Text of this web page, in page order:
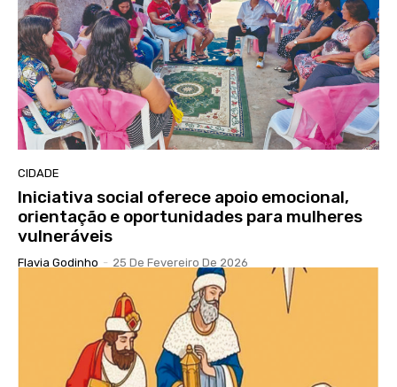
CIDADE
Iniciativa social oferece apoio emocional,
orientação e oportunidades para mulheres
vulneráveis
Flavia Godinho - 25 De Fevereiro De 2026